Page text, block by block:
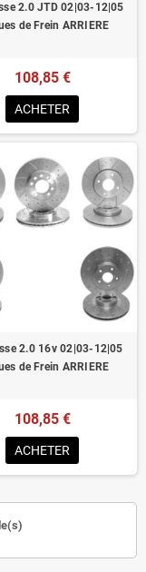
2.0 JTD 02|03-12|05
de Frein ARRIERE
108,85 €
ACHETER
2.0 16v 02|03-12|05
de Frein ARRIERE
108,85 €
ACHETER